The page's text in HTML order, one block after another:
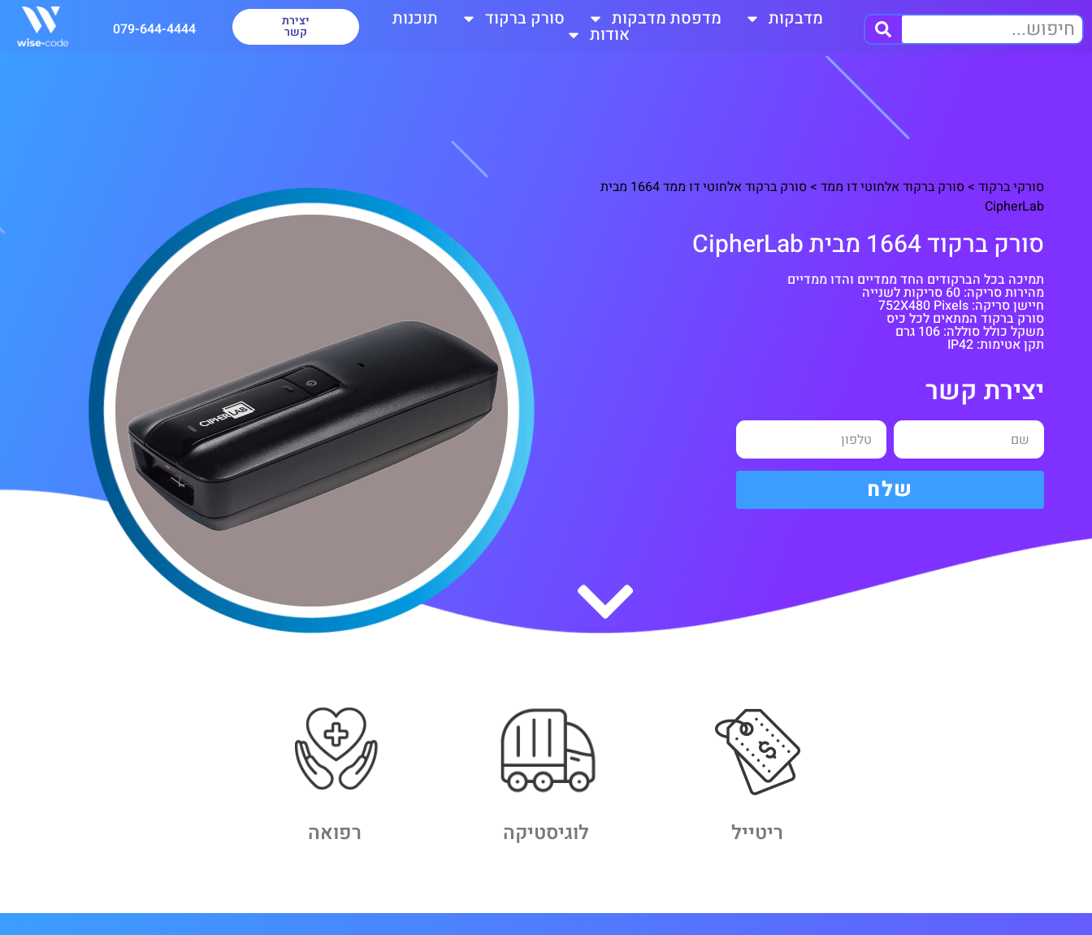
מדבקות מדפסת מדבקות סורק ברקוד תוכנות
אודות
יצירת
קשר 079-644-4444
סורקי ברקוד > סורק ברקוד אלחוטי דו ממד >
סורק ברקוד אלחוטי דו ממד 1664 מבית
CipherLab
סורק ברקוד 1664 מבית CipherLab
תמיכה בכל הברקודים החד ממדיים והדו ממדיים
מהירות סריקה: 60 סריקות לשנייה
חיישן סריקה: 752X480 Pixels
סורק ברקוד המתאים לכל כיס
משקל כולל סוללה: 106 גרם
תקן אטימות: IP42
יצירת קשר
שלח
ריטייל לוגיסטיקה רפואה